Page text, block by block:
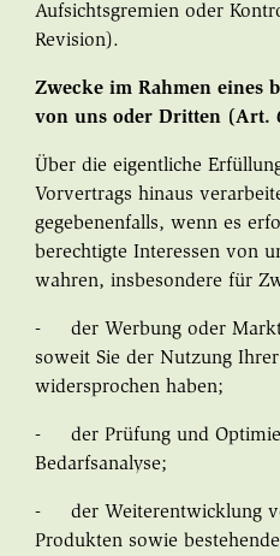
Aufsichtsgremien oder
Revision).
Zwecke im Rahmen eines
von uns oder Dritten (Art.
Über die eigentliche
Vorvertrags hinaus
gegebenenfalls, wenn es
berechtigte Interessen von
wahren, insbesondere für
- der Werbung oder
soweit Sie der Nutzung
widersprochen haben;
- der Prüfung und
Bedarfsanalyse;
- der Weiterentwicklung
Produkten sowie